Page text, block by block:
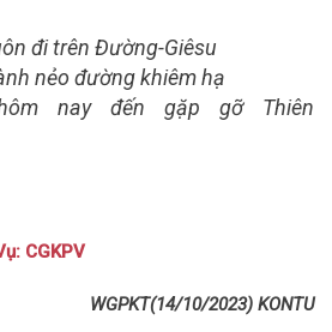
đi trên Đường-Giêsu
nẻo đường khiêm hạ
nay đến gặp gỡ Thiên
CGKPV
WGPKT(14/10/2023) KONTU